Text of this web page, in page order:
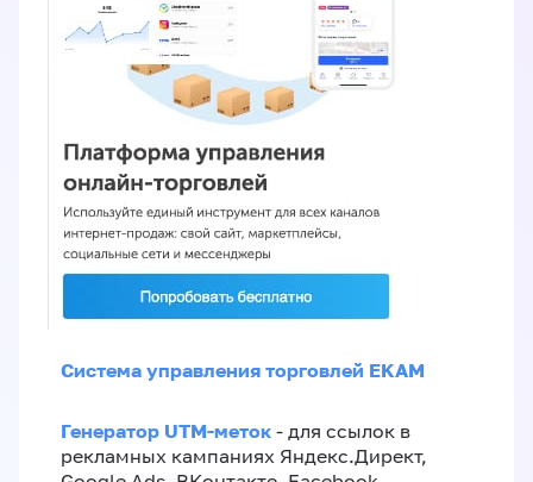
Система управления торговлей EKAM
Генератор UTM-меток - для ссылок в
рекламных кампаниях Яндекс.Директ,